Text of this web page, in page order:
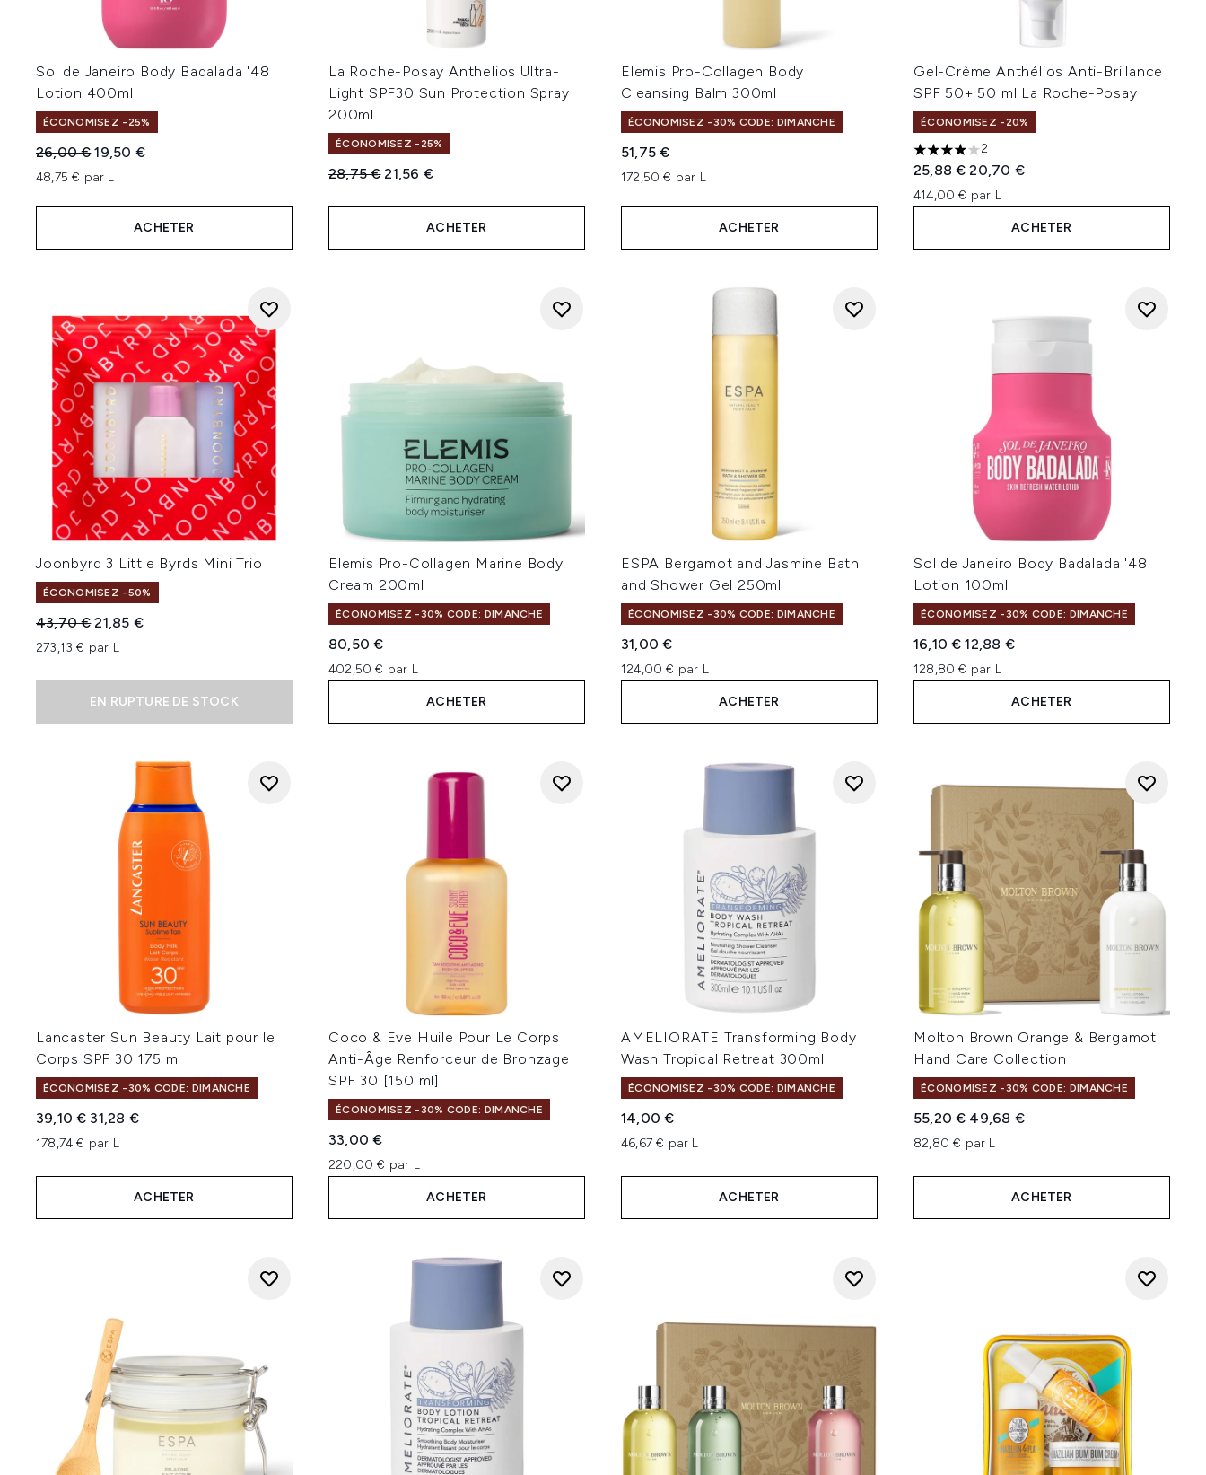
Sol de Janeiro Body Badalada '48
Lotion 400ml
ÉCONOMISEZ -25%
Prix de vente :
26,00 €Prix ​​actuel :
19,50 €
48,75 € par L
ACHETER
La Roche-Posay Anthelios Ultra-
Light SPF30 Sun Protection Spray
200ml
ÉCONOMISEZ -25%
Prix de vente :
28,75 €Prix ​​actuel :
21,56 €
ACHETER
Elemis Pro-Collagen Body
Cleansing Balm 300ml
ÉCONOMISEZ -30% CODE: DIMANCHE
51,75 €
172,50 € par L
ACHETER
Gel-Crème Anthélios Anti-Brillance
SPF 50+ 50 ml La Roche-Posay
ÉCONOMISEZ -20%
4 étoiles sur un maximum de 5
2
Prix de vente :
25,88 €Prix ​​actuel :
20,70 €
414,00 € par L
ACHETER
Joonbyrd 3 Little Byrds Mini Trio
ÉCONOMISEZ -50%
Prix de vente :
43,70 €Prix ​​actuel :
21,85 €
273,13 € par L
EN RUPTURE DE STOCK
Elemis Pro-Collagen Marine Body
Cream 200ml
ÉCONOMISEZ -30% CODE: DIMANCHE
80,50 €
402,50 € par L
ACHETER
ESPA Bergamot and Jasmine Bath
and Shower Gel 250ml
ÉCONOMISEZ -30% CODE: DIMANCHE
31,00 €
124,00 € par L
ACHETER
Sol de Janeiro Body Badalada '48
Lotion 100ml
ÉCONOMISEZ -30% CODE: DIMANCHE
Prix de vente :
16,10 €Prix ​​actuel :
12,88 €
128,80 € par L
ACHETER
Lancaster Sun Beauty Lait pour le
Corps SPF 30 175 ml
ÉCONOMISEZ -30% CODE: DIMANCHE
Prix de vente :
39,10 € Prix ​​actuel :
31,28 €
178,74 € par L
ACHETER
Coco & Eve Huile Pour Le Corps
Anti-Âge Renforceur de Bronzage
SPF 30 [150 ml]
ÉCONOMISEZ -30% CODE: DIMANCHE
33,00 €
220,00 € par L
ACHETER
AMELIORATE Transforming Body
Wash Tropical Retreat 300ml
ÉCONOMISEZ -30% CODE: DIMANCHE
14,00 €
46,67 € par L
ACHETER
Molton Brown Orange & Bergamot
Hand Care Collection
ÉCONOMISEZ -30% CODE: DIMANCHE
Prix de vente :
55,20 € Prix ​​actuel :
49,68 €
82,80 € par L
ACHETER